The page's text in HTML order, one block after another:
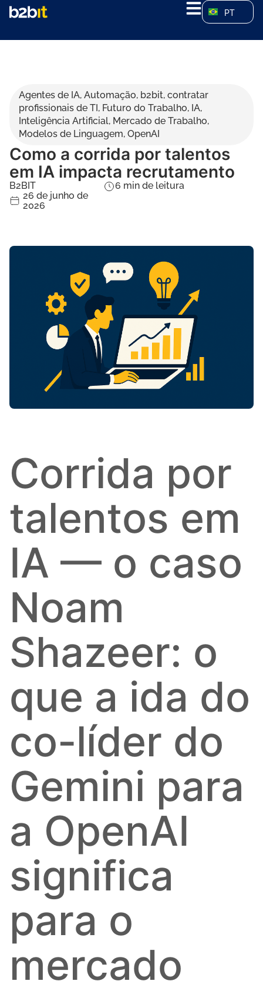
PT
Agentes de IA, Automação, b2bit, contratar
profissionais de TI, Futuro do Trabalho, IA,
Inteligência Artificial, Mercado de Trabalho,
Modelos de Linguagem, OpenAI
Como a corrida por talentos
em IA impacta recrutamento
B2BIT
26 de junho de
2026
6 min de leitura
Corrida por
talentos em
IA — o caso
Noam
Shazeer: o
que a ida do
co-líder do
Gemini para
a OpenAI
significa
para o
mercado